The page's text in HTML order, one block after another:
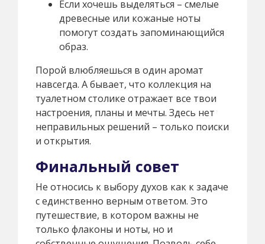
Если хочешь выделяться – смелые
древесные или кожаные ноты
помогут создать запоминающийся
образ.
Порой влюбляешься в один аромат
навсегда. А бывает, что коллекция на
туалетном столике отражает все твои
настроения, планы и мечты. Здесь нет
неправильных решений – только поиски
и открытия.
Финальный совет
Не относись к выбору духов как к задаче
с единственно верным ответом. Это
путешествие, в котором важны не
только флаконы и ноты, но и